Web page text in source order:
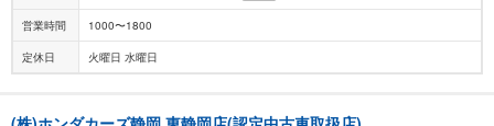
営業時間 1000〜1800
定休日 火曜日 水曜日